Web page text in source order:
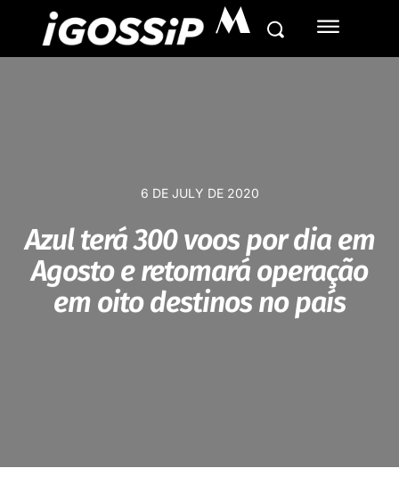
M
6 DE JULY DE 2020
Azul terá 300 voos por dia em
Agosto e retomará operação
em oito destinos no país